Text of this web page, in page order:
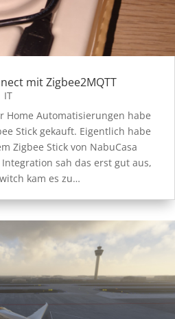
mit Zigbee2MQTT
IT
Home Automatisierungen habe
Stick gekauft. Eigentlich habe
Zigbee Stick von NabuCasa
sah das erst gut aus,
kam es zu…